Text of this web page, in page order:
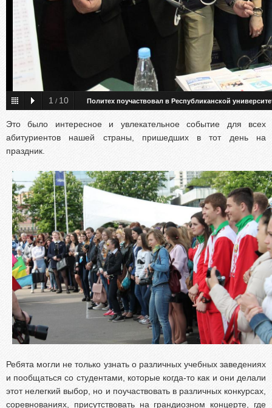
1 / 10 Политех поучаствовал в Республиканской
Это было интересное и увлекательное событие для всех
абитуриентов нашей страны, пришедших в тот день на
праздник.
Ребята могли не только узнать о различных учебных заведениях
и пообщаться со студентами, которые когда-то как и они делали
этот нелегкий выбор, но и поучаствовать в различных конкурсах,
соревнованиях, присутствовать на грандиозном концерте, где